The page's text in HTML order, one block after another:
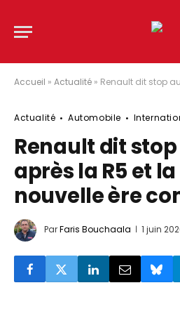
Accueil » Actualité » Renault dit stop au rétro :
Actualité Automobile
Renault dit
après la R5 et la
nouvelle ère
ParFaris Bouchaala 1 juin